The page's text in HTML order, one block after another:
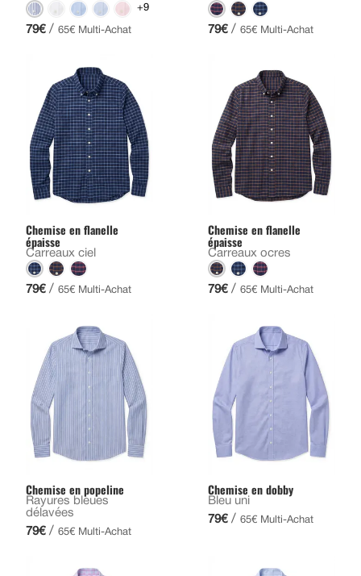
+9
79€ / 65€ Multi-Achat 79€ / 65€ Multi-Achat
Chemise en flanelle
épaisse
Carreaux ciel
79€ / 65€ Multi-Achat
Chemise en flanelle
épaisse
Carreaux ocres
79€ / 65€ Multi-Achat
Chemise en popeline
Rayures bleues
délavées
79€ / 65€ Multi-Achat
Chemise en dobby
Bleu uni
79€ / 65€ Multi-Achat